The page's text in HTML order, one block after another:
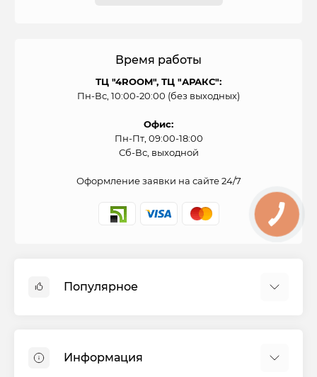
Время работы
ТЦ "4ROOM", ТЦ "АРАКС":
Пн-Вс, 10:00-20:00 (без выходных)
Офис:
Пн-Пт, 09:00-18:00
Сб-Вс, выходной
Оформление заявки на сайте 24/7
Популярное
Варочные панели
Информация